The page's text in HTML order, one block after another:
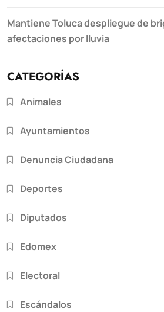
Mantiene Toluca despliegue de
afectaciones por lluvia
CATEGORÍAS
Animales
Ayuntamientos
Denuncia Ciudadana
Deportes
Diputados
Edomex
Electoral
Escándalos